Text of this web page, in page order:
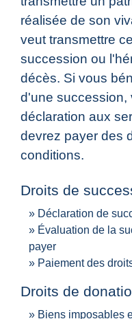
réalisée de son
veut transmettre
succession ou
décès. Si vous
d'une succession,
déclaration aux
devrez payer des
conditions.
Droits de
Déclaration de
Évaluation de la
payer
Paiement des
Droits de
Biens imposables